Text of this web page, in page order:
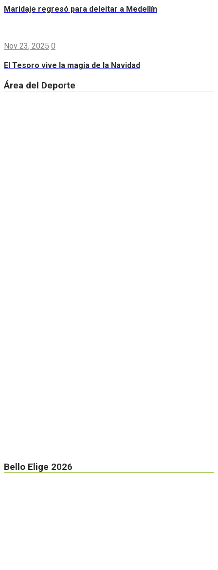
Maridaje regresó para deleitar a Medellín
Nov 23, 2025 0
El Tesoro vive la magia de la Navidad
Área del Deporte
Bello Elige 2026